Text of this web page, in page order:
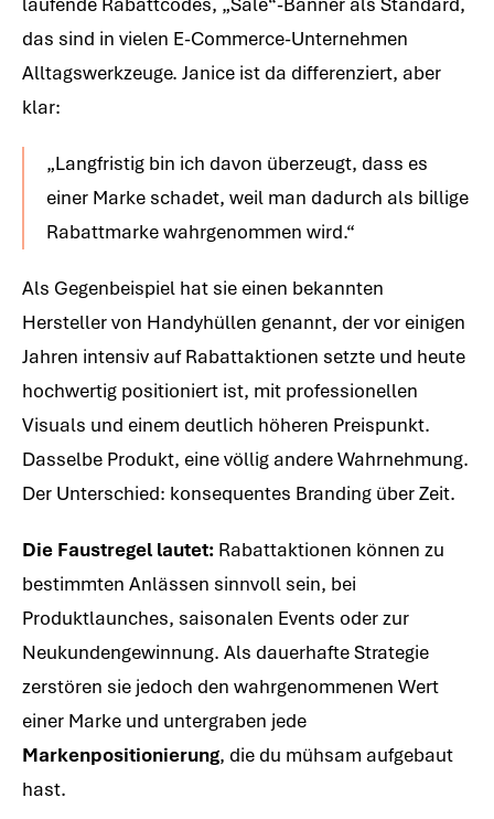
das sind in vielen E-Commerce-Unternehmen
Alltagswerkzeuge. Janice ist da differenziert, aber
klar:
„Langfristig bin ich davon überzeugt, dass es
einer Marke schadet, weil man dadurch als billige
Rabattmarke wahrgenommen wird.“
Als Gegenbeispiel hat sie einen bekannten
Hersteller von Handyhüllen genannt, der vor einigen
Jahren intensiv auf Rabattaktionen setzte und heute
hochwertig positioniert ist, mit professionellen
Visuals und einem deutlich höheren Preispunkt.
Dasselbe Produkt, eine völlig andere Wahrnehmung.
Der Unterschied: konsequentes Branding über Zeit.
Die Faustregel lautet: Rabattaktionen können zu
bestimmten Anlässen sinnvoll sein, bei
Produktlaunches, saisonalen Events oder zur
Neukundengewinnung. Als dauerhafte Strategie
zerstören sie jedoch den wahrgenommenen Wert
einer Marke und untergraben jede
Markenpositionierung, die du mühsam aufgebaut
hast.